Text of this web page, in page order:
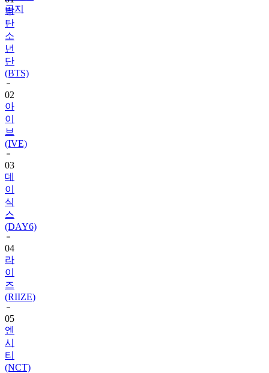
공지
소
년
단
(BTS)
02
아
이
브
(IVE)
03
데
이
식
스
(DAY6)
04
라
이
즈
(RIIZE)
05
엔
시
티
(NCT)
06